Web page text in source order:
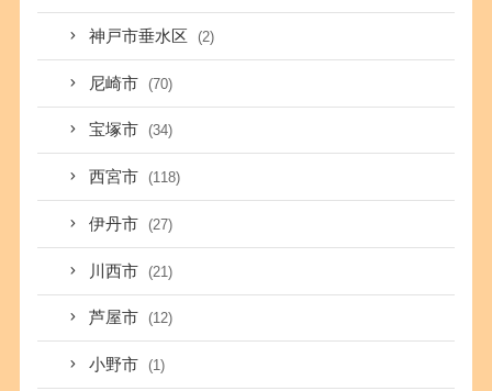
神戸市垂水区 (2)
尼崎市 (70)
宝塚市 (34)
西宮市 (118)
伊丹市 (27)
川西市 (21)
芦屋市 (12)
小野市 (1)